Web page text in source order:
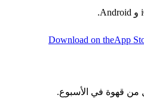
Download on theApp
من قهوة في الأسبوع.